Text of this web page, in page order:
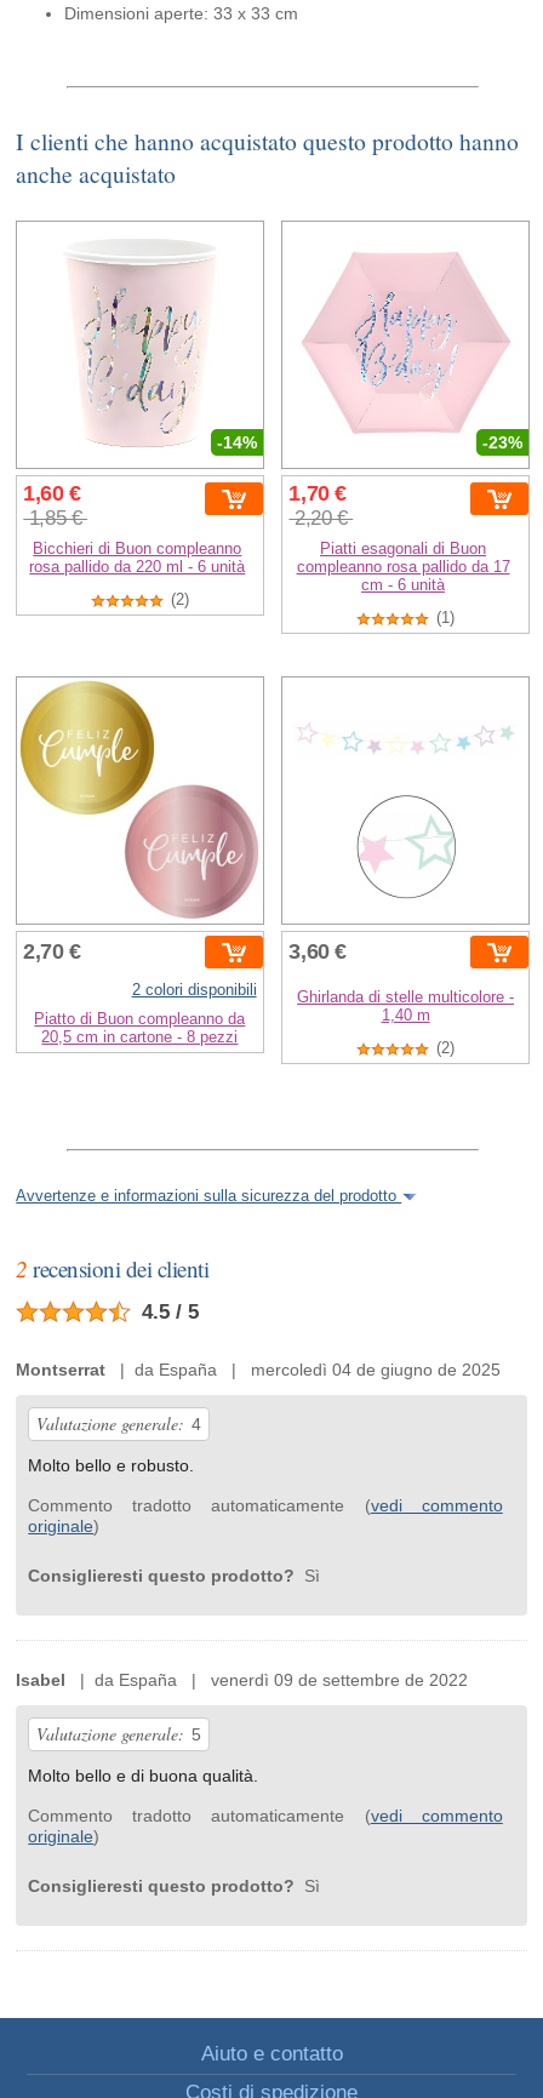
Dimensioni aperte: 33 x 33 cm
I clienti che hanno acquistato questo prodotto hanno
anche acquistato
-14%
1,60 €
1,85 €
Bicchieri di Buon compleanno
rosa pallido da 220 ml - 6 unità
(2)
-23%
1,70 €
2,20 €
Piatti esagonali di Buon
compleanno rosa pallido da 17
cm - 6 unità
(1)
2,70 €
2 colori disponibili
Piatto di Buon compleanno da
20,5 cm in cartone - 8 pezzi
3,60 €
Ghirlanda di stelle multicolore -
1,40 m
(2)
Avvertenze e informazioni sulla sicurezza del prodotto
2 recensioni dei clienti
4.5 / 5
Montserrat | da España | mercoledì 04 de giugno de 2025
Valutazione generale: 4
Molto bello e robusto.
Commento tradotto automaticamente (vedi commento
originale)
Consiglieresti questo prodotto? Sì
Isabel | da España | venerdì 09 de settembre de 2022
Valutazione generale: 5
Molto bello e di buona qualità.
Commento tradotto automaticamente (vedi commento
originale)
Consiglieresti questo prodotto? Sì
Aiuto e contatto
Costi di spedizione